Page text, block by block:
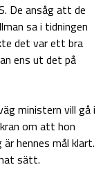
De ansåg att de
sa i tidningen
det var ett bra
ens ut det på
ministern vill gå i
om att hon
hennes mål klart.
sätt.